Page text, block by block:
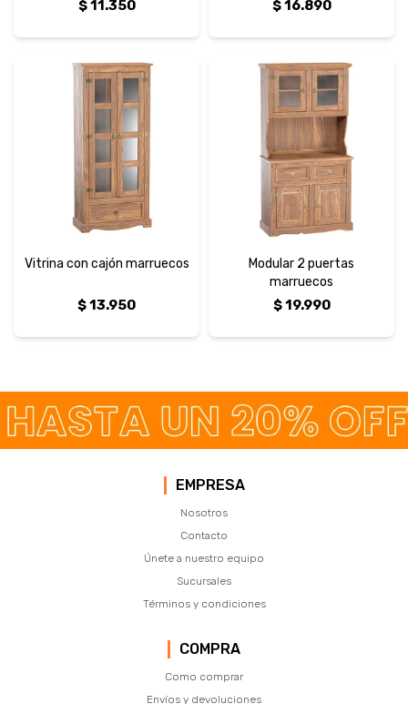
$11.350 $16.890
Vitrina con cajón marruecos
$13.950
Modular 2 puertas
marruecos
$19.990
EMPRESA
Nosotros
Contacto
Únete a nuestro equipo
Sucursales
Términos y condiciones
COMPRA
Como comprar
Envíos y devoluciones